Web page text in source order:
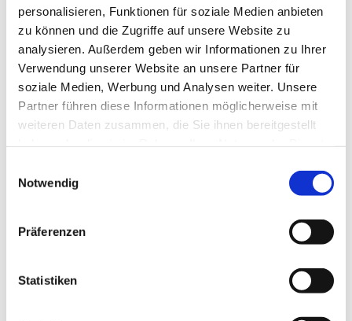
personalisieren, Funktionen für soziale Medien anbieten
zu können und die Zugriffe auf unsere Website zu
analysieren. Außerdem geben wir Informationen zu Ihrer
Verwendung unserer Website an unsere Partner für
soziale Medien, Werbung und Analysen weiter. Unsere
Partner führen diese Informationen möglicherweise mit
weiteren Daten zusammen, die Sie ihnen bereitgestellt
Notwendig
Präferenzen
Statistiken